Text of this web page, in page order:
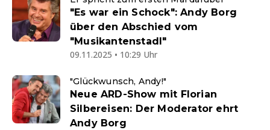
"Es war ein Schock": Andy Borg
über den Abschied vom
"Musikantenstadl"
09.11.2025 • 10:29 Uhr
"Glückwunsch, Andy!"
Neue ARD-Show mit Florian
Silbereisen: Der Moderator ehrt
Andy Borg